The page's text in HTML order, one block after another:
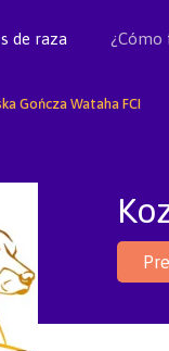
de raza ¿Cómo
Gończa Wataha FCI